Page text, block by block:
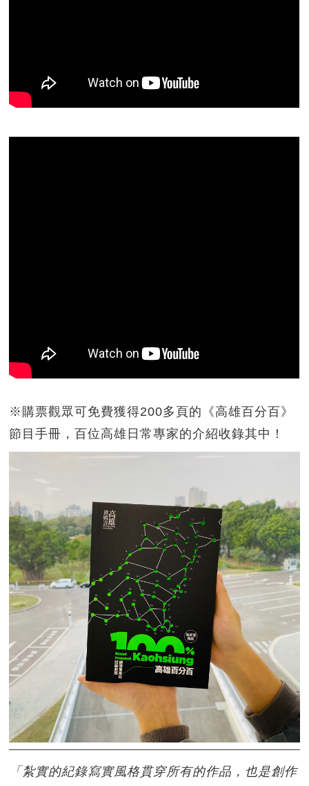
※購票觀眾可免費獲得200多頁的《高雄百分百》
節目手冊，百位高雄日常專家的介紹收錄其中！
「紮實的紀錄寫實風格貫穿所有的作品，也是創作